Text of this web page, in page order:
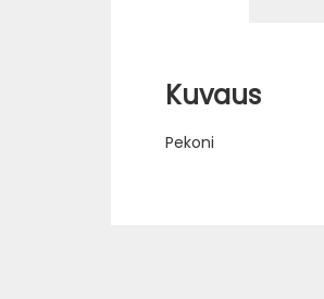
Kuvaus
Pekoni